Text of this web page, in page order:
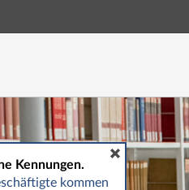
Kennungen.
kommen